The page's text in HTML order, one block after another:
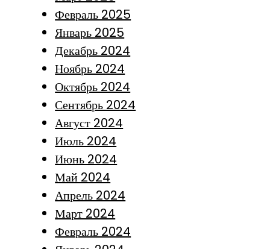
Февраль 2025
Январь 2025
Декабрь 2024
Ноябрь 2024
Октябрь 2024
Сентябрь 2024
Август 2024
Июль 2024
Июнь 2024
Май 2024
Апрель 2024
Март 2024
Февраль 2024